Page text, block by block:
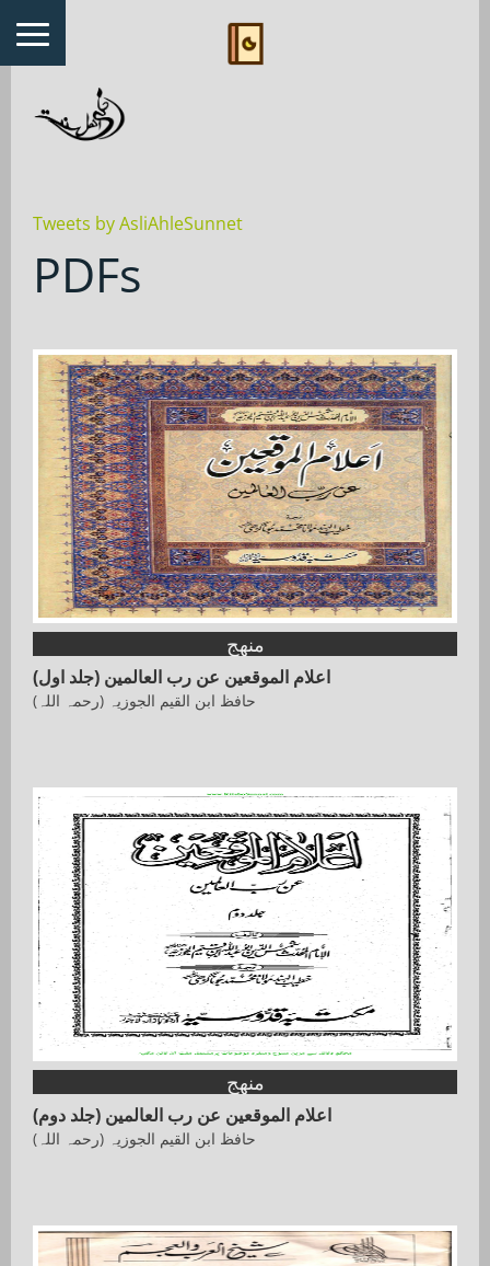
Tweets by AsliAhleSunnet
PDFs
منھج
اعلام الموقعین عن رب العالمین (جلد اول)
حافظ ابن القیم الجوزیہ (رحمہ اللہ)
منھج
اعلام الموقعین عن رب العالمین (جلد دوم)
حافظ ابن القیم الجوزیہ (رحمہ اللہ)